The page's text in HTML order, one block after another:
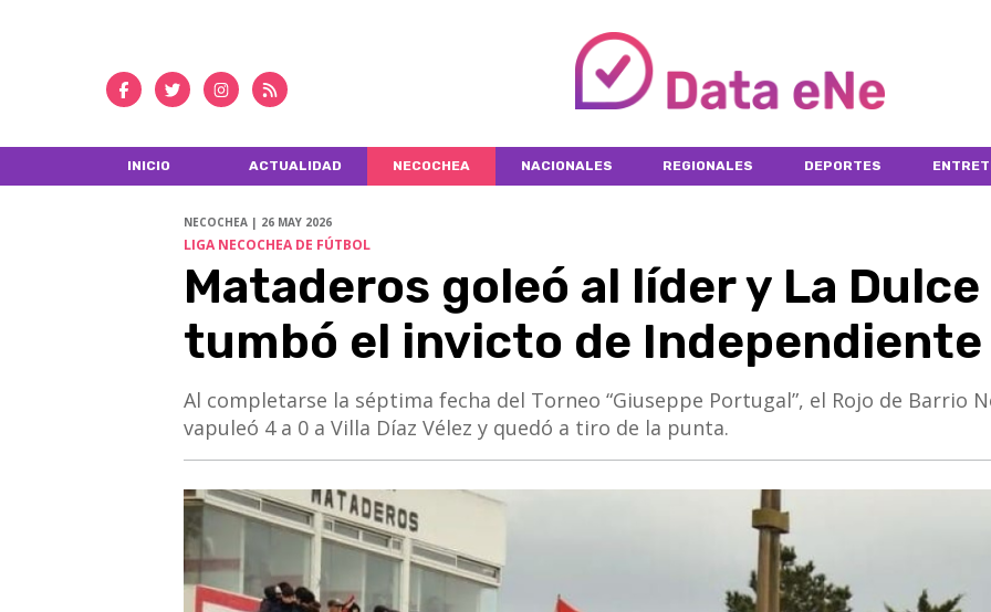
INICIO ACTUALIDAD NECOCHEA NACIONALES REGIONALES DEPORTES
NECOCHEA | 26 MAY 2026
LIGA NECOCHEA DE FÚTBOL
Mataderos goleó al líder y La Dulce
tumbó el invicto de Independiente
​​​​​​​Al completarse la séptima fecha del Torneo “Giuseppe Portugal”, el Rojo de Barrio
vapuleó 4 a 0 a Villa Díaz Vélez y quedó a tiro de la punta.